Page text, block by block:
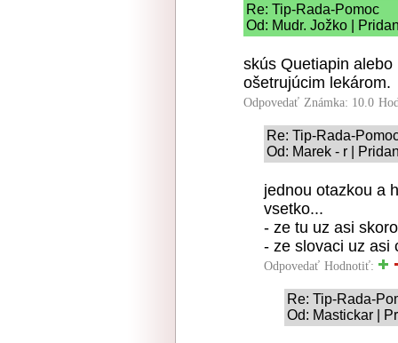
Re: Tip-Rada-Pomoc
Od: Mudr. Jožko |
skús Quetiapin
ošetrujúcim lekárom.
Odpovedať Známka: 10.0
Re: Tip-Rada-
Od: Marek - r |
jednou otazkou a
vsetko...
- ze tu uz asi
- ze slovaci uz asi
Odpovedať Hodnotiť:
Re: Tip-Rada-
Od: Mastickar |